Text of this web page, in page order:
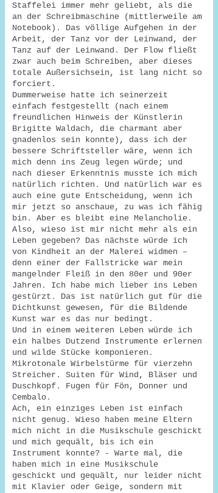
Staffelei immer mehr geliebt, als die
an der Schreibmaschine (mittlerweile am
Notebook). Das völlige Aufgehen in der
Arbeit, der Tanz vor der Leinwand, der
Tanz auf der Leinwand. Der Flow fließt
zwar auch beim Schreiben, aber dieses
totale Außersichsein, ist lang nicht so
forciert.
Dummerweise hatte ich seinerzeit
einfach festgestellt (nach einem
freundlichen Hinweis der Künstlerin
Brigitte Waldach, die charmant aber
gnadenlos sein konnte), dass ich der
bessere Schriftsteller wäre, wenn ich
mich denn ins Zeug legen würde; und
nach dieser Erkenntnis musste ich mich
natürlich richten. Und natürlich war es
auch eine gute Entscheidung, wenn ich
mir jetzt so anschaue, zu was ich fähig
bin. Aber es bleibt eine Melancholie.
Also, wieso ist mir nicht mehr als ein
Leben gegeben? Das nächste würde ich
von Kindheit an der Malerei widmen –
denn einer der Fallstricke war mein
mangelnder Fleiß in den 80er und 90er
Jahren. Ich habe mich lieber ins Leben
gestürzt. Das ist natürlich gut für die
Dichtkunst gewesen, für die Bildende
Kunst war es das nur bedingt.
Und in einem weiteren Leben würde ich
ein halbes Dutzend Instrumente erlernen
und wilde Stücke komponieren.
Mikrotonale Wirbelstürme für vierzehn
Streicher. Suiten für Wind, Bläser und
Duschkopf. Fugen für Fön, Donner und
Cembalo.
Ach, ein einziges Leben ist einfach
nicht genug. Wieso haben meine Eltern
mich nicht in die Musikschule geschickt
und mich gequält, bis ich ein
Instrument konnte? - Warte mal, die
haben mich in eine Musikschule
geschickt und gequält, nur leider nicht
mit Klavier oder Geige, sondern mit